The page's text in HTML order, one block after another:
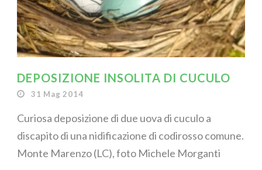
DEPOSIZIONE INSOLITA DI CUCULO
31 Mag 2014
Curiosa deposizione di due uova di cuculo a
discapito di una nidificazione di codirosso comune.
Monte Marenzo (LC), foto Michele Morganti